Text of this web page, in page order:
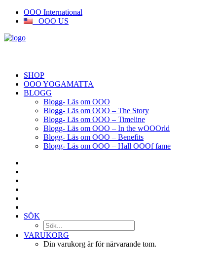
OOO International
OOO US
SHOP
OOO YOGAMATTA
BLOGG
Blogg- Läs om OOO
Blogg- Läs om OOO – The Story
Blogg- Läs om OOO – Timeline
Blogg- Läs om OOO – In the wOOOrld
Blogg- Läs om OOO – Benefits
Blogg- Läs om OOO – Hall OOOf fame
SÖK
VARUKORG
Din varukorg är för närvarande tom.